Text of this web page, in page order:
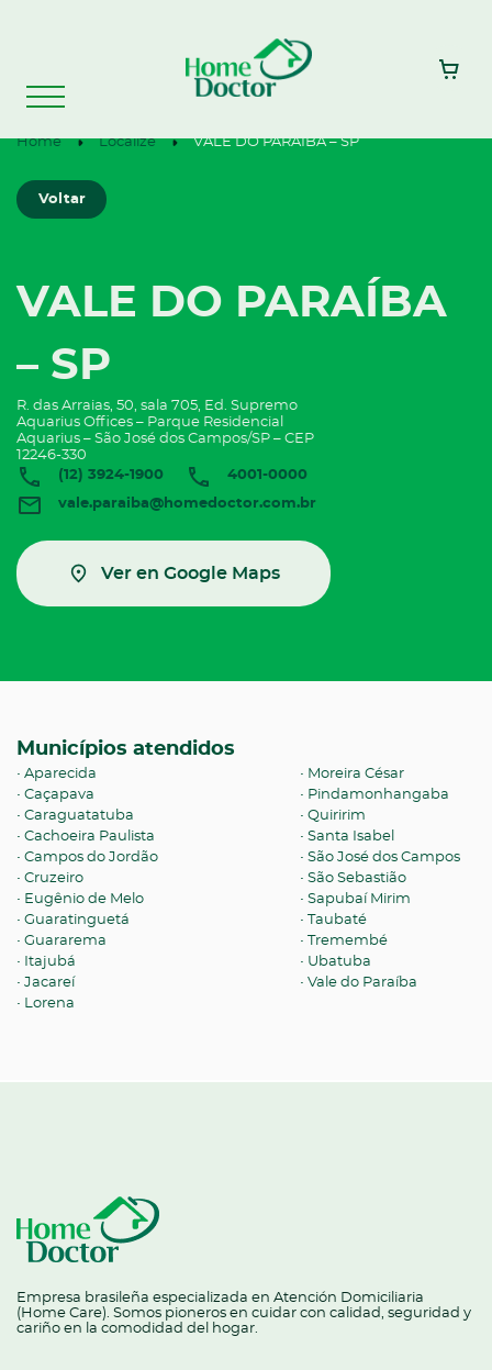
Home Localize VALE DO PARAÍBA – SP
Voltar
VALE DO PARAÍBA
– SP
R. das Arraias, 50, sala 705, Ed. Supremo
Aquarius Offices – Parque Residencial
Aquarius – São José dos Campos/SP – CEP
12246-330
(12) 3924-1900
4001-0000
vale.paraiba@homedoctor.com.br
Ver en Google Maps
Municípios atendidos
Aparecida
Caçapava
Caraguatatuba
Cachoeira Paulista
Campos do Jordão
Cruzeiro
Eugênio de Melo
Guaratinguetá
Guararema
Itajubá
Jacareí
Lorena
Moreira César
Pindamonhangaba
Quiririm
Santa Isabel
São José dos Campos
São Sebastião
Sapubaí Mirim
Taubaté
Tremembé
Ubatuba
Vale do Paraíba
Empresa brasileña especializada en Atención Domiciliaria
(Home Care). Somos pioneros en cuidar con calidad, seguridad y
cariño en la comodidad del hogar.